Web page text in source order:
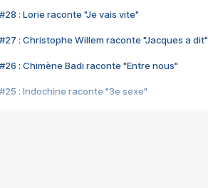
#28 : Lorie raconte "Je vais vite"
#27 : Christophe Willem raconte "Jacques a dit"
#26 : Chimène Badi raconte "Entre nous"
#25 : Indochine raconte "3e sexe"